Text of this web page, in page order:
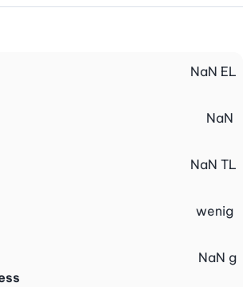
NaN EL
NaN
NaN TL
wenig
NaN g